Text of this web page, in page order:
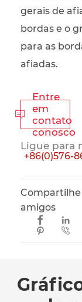
gerais de
bordas e o
para as
afiadas.

Entre
em
contato
conosco
Ligue para
+86(0)576-
amigos
 

